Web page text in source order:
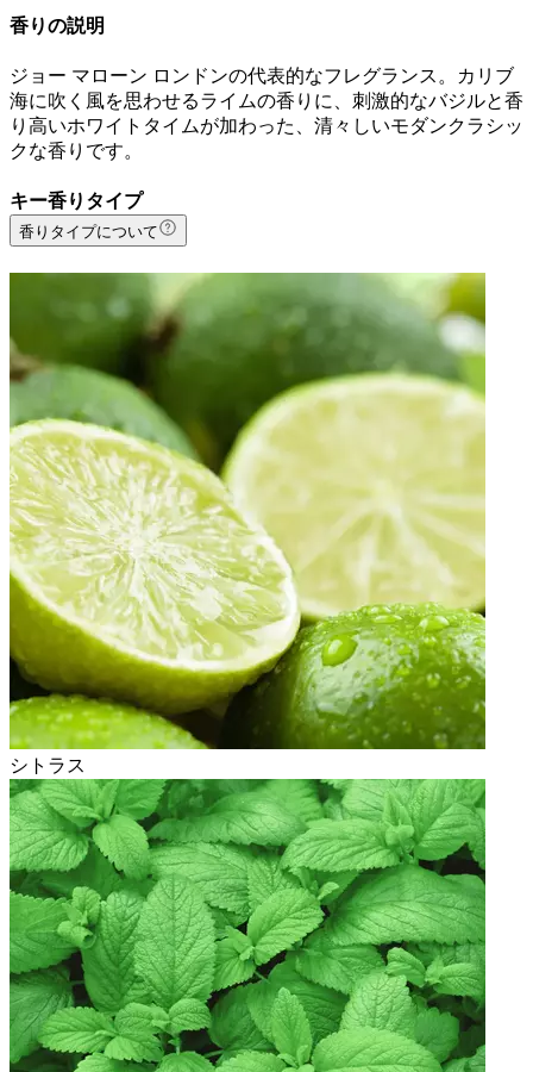
香りの説明
ジョー マローン ロンドンの代表的なフレグランス。カリブ
海に吹く風を思わせるライムの香りに、刺激的なバジルと香
り高いホワイトタイムが加わった、清々しいモダンクラシッ
クな香りです。
キー香りタイプ
香りタイプについて
シトラス